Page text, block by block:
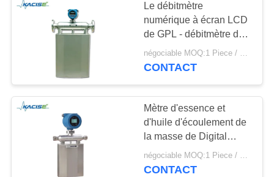
PLAN
POLITIQUE
DE
CONFIDENTIALITÉ
Le débitmètre
numérique à écran LCD
de GPL - débitmètre de
masse de Coriolis de
haute précision à faible
négociable MOQ:1 Piece / Pieces
CONTACT
Mètre d'essence et
d'huile d'écoulement de
la masse de Digital
Coriolis pour la
consommation de
négociable MOQ:1 Piece / Pieces
CONTACT